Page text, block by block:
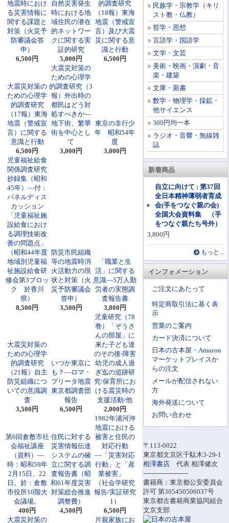
民族学・宗教学（キリ
スト教・仏教）
哲学・思想
言語学・国語学
文学・文芸
美術・映画・演劇・音
楽・建築
文庫・新書
数学・物理学・採鉱・
他サイエンス
300円均一本
ラジオ・音響・無線雑
誌
新着商品
自立に向けて : 第37回
全日本精神薄弱者育成
会(手をつなぐ親の会)
全国大会資料集 （手
をつなぐ親たち号外）
3,800円
もっと...
インフォメーション
ご注文にあたって
特定商取引法に基く表
示
営業のご案内
カード決済について
日本の古本屋・Amazon
マーケットプレイスか
らの注文
メールが配信されない
方
海外発送について
お問い合わせ
〒113-0022
東京都文京区千駄木3-29-1
相澤書店 代表 相澤健次
----------------------
書籍商：東京都公安委員会
許可 第305450506037号
東京都古書籍商業協同組合
文京支部
地震時におけ
る災害情報に
関する課題と
対策（火災予
防審議会答
申）
6,500円
自然災害発生
時における地
域住民の潜在
的ネットワー
クに関する実
証的研究
5,000円
的調査研究
（18報）東海
地震（警戒宣
言）及び大震
災に関する意
識と行動
6,500円
大震災対策の
ための心理学
的調査研究
（17報）東海
地震（警戒宣
言）に関する
意識と行動
6,500円
大震災対策の
ための心理学
的調査研究（3
報）外出時の
都民はどう対
処すべきか―
地下街、繁華
街を中心とし
て
3,000円
東京の非行少
年 昭和54年
度
3,000円
児童福祉給食
関係調査研究
抄録集（昭和
45年）―付：
パネルディス
カッション
「児童福祉施
設給食におけ
る調理技術改
善の問題点」
（昭和44年度
地域別児童福
祉施設給食研
修会第3ブロッ
ク 於香川
県）
8,500円
防災市民組織
等の地震時消
火活動力の現
状と対策（火
災予防審議会
答申）
3,500円
「職業と生
活」に関する
意識―5万人勤
労者の実態調
査報告書
3,800円
大震災対策の
ための心理学
的調査研究
（21報）自主
防災組織につ
いての意識調
査
3,500円
いつか東京に
も？―ロマ・
プリータ地震
東京都調査団
報告
6,500円
児童研究（78
巻）「ぞうさ
んの部屋」に
来た子ども達
のその後-障害
幼児の成人過
ぎ迄の追跡研
究/保育所にお
ける震災時の
支援活動/他
2,000円
第6回倉敷市社
会福祉講座
（資料）―
時：昭和59年
2月15日、22
日。於：倉敷
市役所10階大
会議場。
400円
住民に対する
災害情報伝達
システムの確
立に関する調
査報告書（昭
和61年度災害
対策総合推進
調整費）
4,500円
1982年浦河沖
地震における
被害と住民の
対応行動
―「災害対応
行動」と「産
業被害」
（社会学研究
報告/実証研究
1）
6,500円
大震災対策の
片親家族にお